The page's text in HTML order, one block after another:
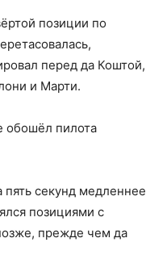
позиции по
перед да Коштой,
и Марти.
обошёл пилота
секунд медленнее
позициями с
прежде чем да